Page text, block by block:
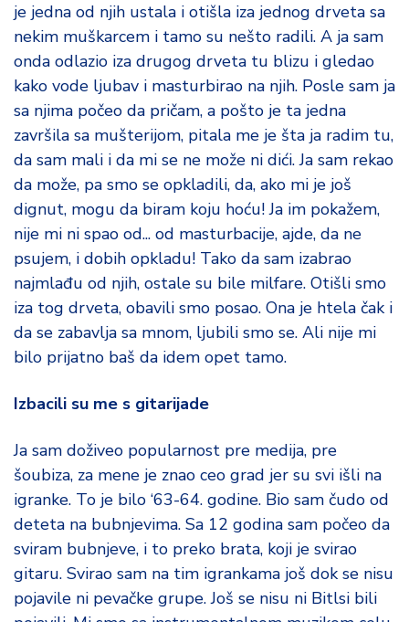
je jedna od njih ustala i otišla iza jednog drveta sa
nekim muškarcem i tamo su nešto radili. A ja sam
onda odlazio iza drugog drveta tu blizu i gledao
kako vode ljubav i masturbirao na njih. Posle sam ja
sa njima počeo da pričam, a pošto je ta jedna
završila sa mušterijom, pitala me je šta ja radim tu,
da sam mali i da mi se ne može ni dići. Ja sam rekao
da može, pa smo se opkladili, da, ako mi je još
dignut, mogu da biram koju hoću! Ja im pokažem,
nije mi ni spao od... od masturbacije, ajde, da ne
psujem, i dobih opkladu! Tako da sam izabrao
najmlađu od njih, ostale su bile milfare. Otišli smo
iza tog drveta, obavili smo posao. Ona je htela čak i
da se zabavlja sa mnom, ljubili smo se. Ali nije mi
bilo prijatno baš da idem opet tamo.
Izbacili su me s gitarijade
Ja sam doživeo popularnost pre medija, pre
šoubiza, za mene je znao ceo grad jer su svi išli na
igranke. To je bilo ‘63-64. godine. Bio sam čudo od
deteta na bubnjevima. Sa 12 godina sam počeo da
sviram bubnjeve, i to preko brata, koji je svirao
gitaru. Svirao sam na tim igrankama još dok se nisu
pojavile ni pevačke grupe. Još se nisu ni Bitlsi bili